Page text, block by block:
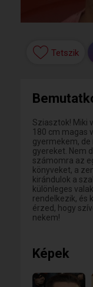
Tetszik
Sziasztok! Miki
180 cm magas
gyermekem,
gyereket. Nem
számomra az
könyveket, a
kirándulok a
különleges
rendelkezik, és
érzed, hogy
nekem!
Képek